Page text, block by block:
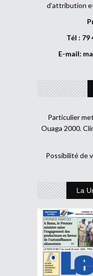
d’attribution
Tél : 79
E-mail:
Particulier
Ouaga 2000.
Possibilité de
La